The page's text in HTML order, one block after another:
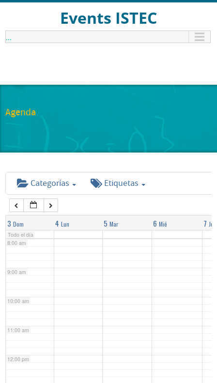
Events ISTEC
...
Agenda
Categorías Etiquetas
3 Dom 4 Lun 5 Mar 6 Mié 7 Jue
Todo el día
1:00 am
6:00 am
7:00 am
8:00 am
9:00 am
10:00 am
11:00 am
12:00 pm